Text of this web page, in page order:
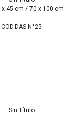
x 45 cm / 70 x 100 cm
COD.DAS N°25
Sin Título